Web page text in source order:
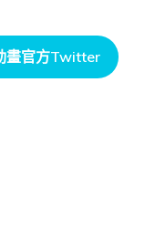
畫官方Twitter